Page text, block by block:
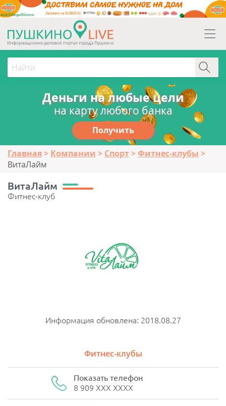
erid:2Vtzqw6Vsmm
Деньги на любые цели
на карту любого банка
Получить
Главная Компании Спорт
Фитнес-клубы
ВитаЛайм
ВитаЛайм
Фитнес-клуб
Информация обновлена: 2018.08.27
Фитнес-клубы
Показать телефон
8 909 XXX XXXX